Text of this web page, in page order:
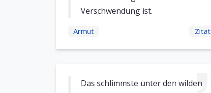
Verschwendung ist.
Armut Zitat
Das schlimmste unter den wilden